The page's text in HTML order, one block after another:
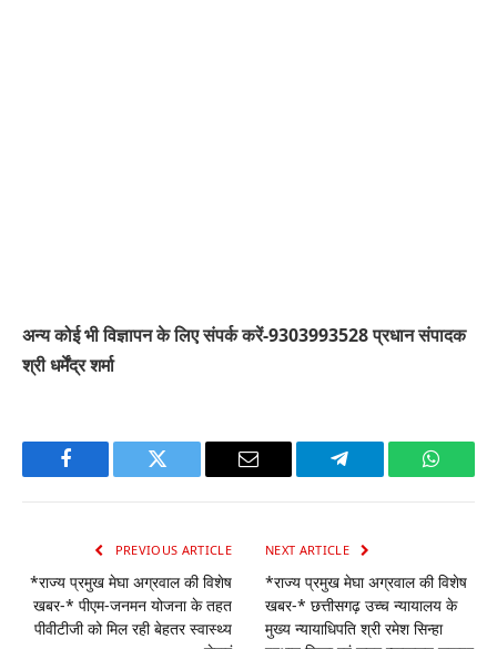
अन्य कोई भी विज्ञापन के लिए संपर्क करें-9303993528 प्रधान संपादक
श्री धर्मेंद्र शर्मा
Facebook Twitter Email Telegram
PREVIOUS ARTICLE
*राज्य प्रमुख मेघा अग्रवाल की विशेष
खबर-* पीएम-जनमन योजना के तहत
पीवीटीजी को मिल रही बेहतर स्वास्थ्य
NEXT ARTICLE
*राज्य प्रमुख मेघा अग्रवाल की विशेष
खबर-* छत्तीसगढ़ उच्च न्यायालय के
मुख्य न्यायाधिपति श्री रमेश सिन्हा